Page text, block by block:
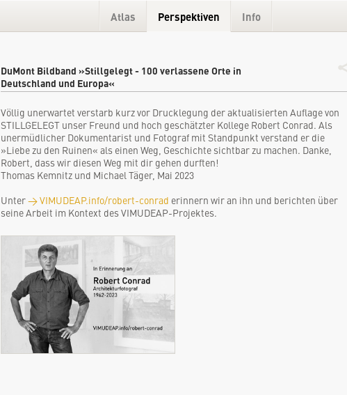
Atlas Perspektiven Info
DuMont Bildband »Stillgelegt - 100 verlassene Orte in
Deutschland und Europa«
Völlig unerwartet verstarb kurz vor Drucklegung der aktualisierten Auflage von
STILLGELEGT unser Freund und hoch geschätzter Kollege Robert Conrad. Als
unermüdlicher Dokumentarist und Fotograf mit Standpunkt verstand er die
»Liebe zu den Ruinen« als einen Weg, Geschichte sichtbar zu machen. Danke,
Robert, dass wir diesen Weg mit dir gehen durften!
Thomas Kemnitz und Michael Täger, Mai 2023
Unter→ VIMUDEAP.info/robert-conrad erinnern wir an ihn und berichten über
seine Arbeit im Kontext des VIMUDEAP-Projektes.